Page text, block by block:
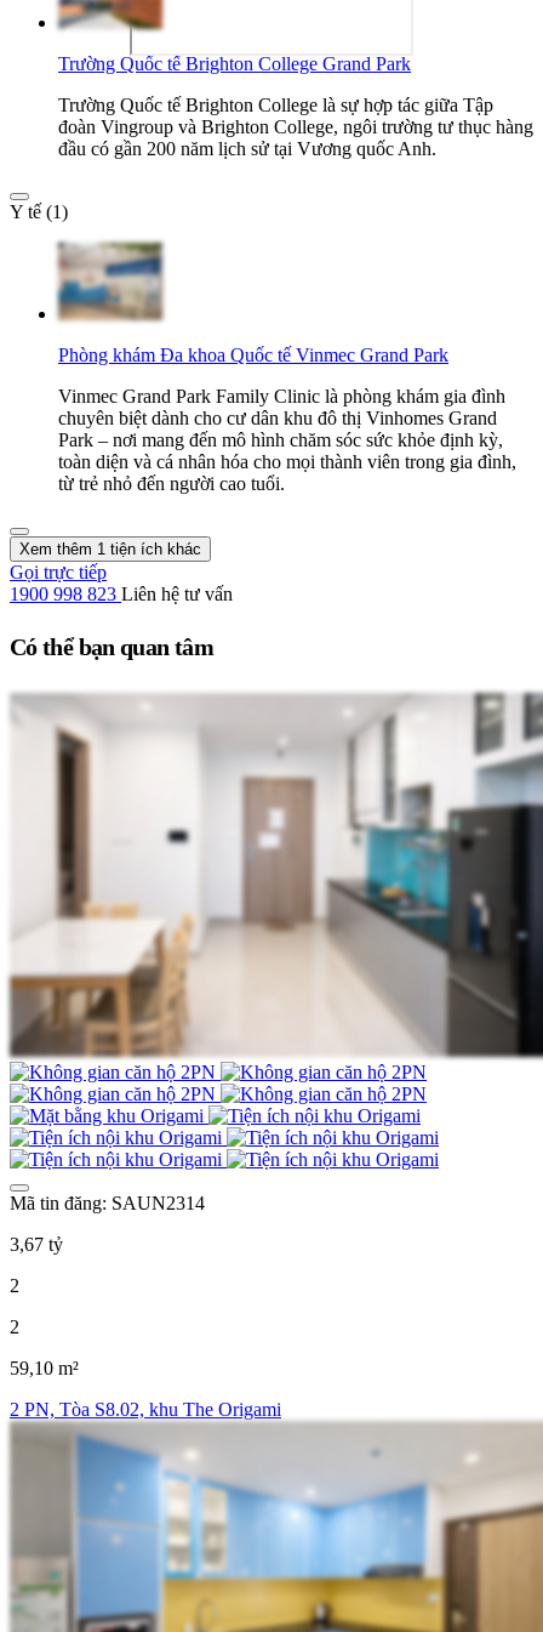
Trường Quốc tế Brighton College Grand Park
Trường Quốc tế Brighton College là sự hợp tác giữa Tập
đoàn Vingroup và Brighton College, ngôi trường tư thục hàng
đầu có gần 200 năm lịch sử tại Vương quốc Anh.
Y tế (1)
Phòng khám Đa khoa Quốc tế Vinmec Grand Park
Vinmec Grand Park Family Clinic là phòng khám gia đình
chuyên biệt dành cho cư dân khu đô thị Vinhomes Grand
Park – nơi mang đến mô hình chăm sóc sức khỏe định kỳ,
toàn diện và cá nhân hóa cho mọi thành viên trong gia đình,
từ trẻ nhỏ đến người cao tuổi.
Xem thêm 1 tiện ích khác
Gọi trực tiếp
1900 998 823 Liên hệ tư vấn
Có thể bạn quan tâm
Mã tin đăng: SAUN2314
3,67 tỷ
2
2
59,10 m²
2 PN, Tòa S8.02, khu The Origami